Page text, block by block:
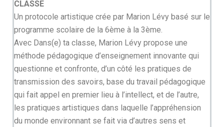
CLASSE
Un protocole artistique crée par Marion Lévy basé sur le
programme scolaire de la 6ème à la 3ème.
Avec Dans(e) ta classe, Marion Lévy propose une
méthode pédagogique d’enseignement innovante qui
questionne et confronte, d’un côté les pratiques de
transmission des savoirs, base du travail pédagogique
qui fait appel en premier lieu à l’intellect, et de l’autre,
les pratiques artistiques dans laquelle l’appréhension
du monde environnant se fait via d’autres sens et